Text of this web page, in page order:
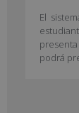
El
podrá